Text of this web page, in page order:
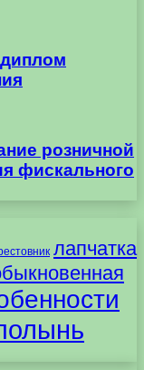
розничной
фискального
лапчатка